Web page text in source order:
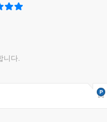
니다.